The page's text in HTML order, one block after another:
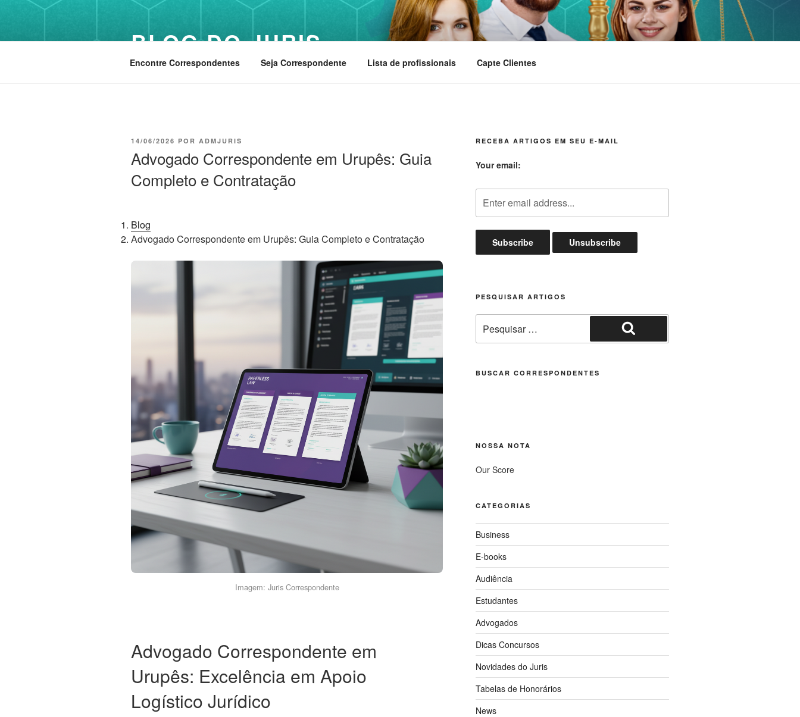
BLOG DO JURIS
Encontre Correspondentes Seja Correspondente Lista de profissionais Capte Clientes
PUBLICADO
14/06/2026 POR ADMJURIS
Advogado Correspondente em Urupês: Guia
Completo e Contratação
Blog
Advogado Correspondente em Urupês: Guia Completo e Contratação
Imagem: Juris Correspondente
Advogado Correspondente em
Urupês: Excelência em Apoio
Logístico Jurídico
RECEBA ARTIGOS EM SEU E-MAIL
Your email:
PESQUISAR ARTIGOS
por:
Pesquisar
BUSCAR CORRESPONDENTES
NOSSA NOTA
Our Score
CATEGORIAS
Business
E-books
Audiência
Estudantes
Advogados
Dicas Concursos
Novidades do Juris
Tabelas de Honorários
News